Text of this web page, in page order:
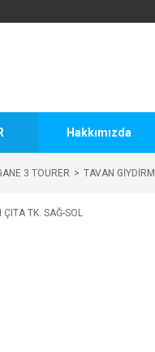
Hakkımızda
3 TOURER TAVAN